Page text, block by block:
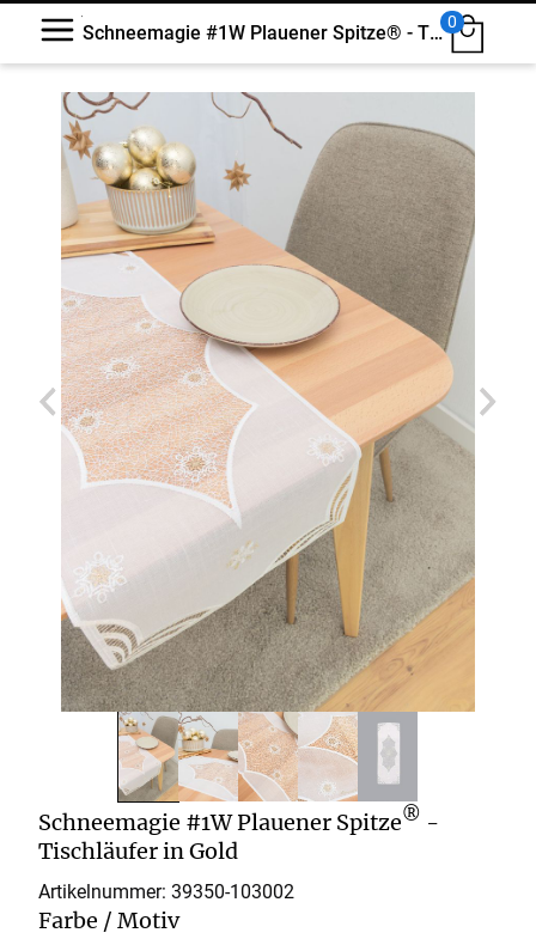
Schneemagie #1W Plauener Spitze® - Tischläufer
0
Schneemagie #1W Plauener Spitze® -
Tischläufer in Gold
Artikelnummer: 39350-103002
Farbe / Motiv